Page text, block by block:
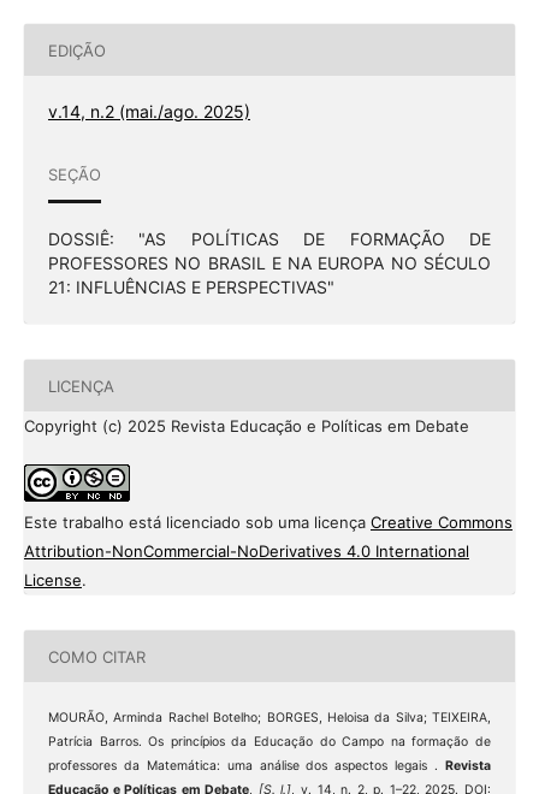
EDIÇÃO
v.14, n.2 (mai./ago. 2025)
SEÇÃO
DOSSIÊ: "AS POLÍTICAS DE FORMAÇÃO DE
PROFESSORES NO BRASIL E NA EUROPA NO SÉCULO
21: INFLUÊNCIAS E PERSPECTIVAS"
LICENÇA
Copyright (c) 2025 Revista Educação e Políticas em Debate
Este trabalho está licenciado sob uma licença Creative Commons
Attribution-NonCommercial-NoDerivatives 4.0 International
License.
COMO CITAR
MOURÃO, Arminda Rachel Botelho; BORGES, Heloisa da Silva; TEIXEIRA,
Patrícia Barros. Os princípios da Educação do Campo na formação de
professores da Matemática: uma análise dos aspectos legais .Revista
Educação e Políticas em Debate, [S. l.], v. 14, n. 2, p. 1–22, 2025. DOI: